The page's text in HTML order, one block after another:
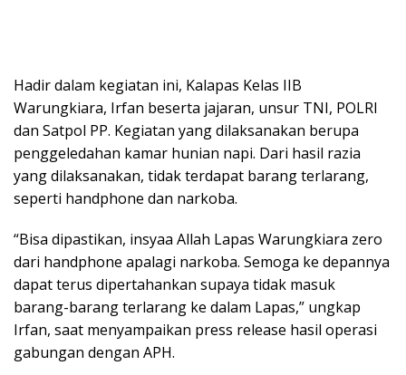
Hadir dalam kegiatan ini, Kalapas Kelas IIB
Warungkiara, Irfan beserta jajaran, unsur TNI, POLRI
dan Satpol PP. Kegiatan yang dilaksanakan berupa
penggeledahan kamar hunian napi. Dari hasil razia
yang dilaksanakan, tidak terdapat barang terlarang,
seperti handphone dan narkoba.
“Bisa dipastikan, insyaa Allah Lapas Warungkiara zero
dari handphone apalagi narkoba. Semoga ke depannya
dapat terus dipertahankan supaya tidak masuk
barang-barang terlarang ke dalam Lapas,” ungkap
Irfan, saat menyampaikan press release hasil operasi
gabungan dengan APH.